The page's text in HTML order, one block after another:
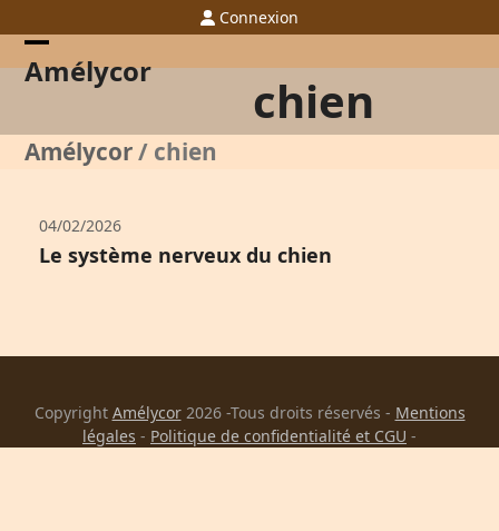
to
content
Connexion
Amélycor
Open
menu
Close
menu
chien
Amélycor/ chien
04/02/2026
Le système nerveux du chien
Copyright Amélycor2026 -Tous droits réservés - Mentions
légales - Politique de confidentialité et CGU -